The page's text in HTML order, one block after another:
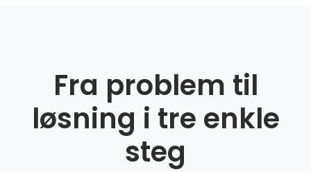
Fra problem til
løsning i tre enkle
steg